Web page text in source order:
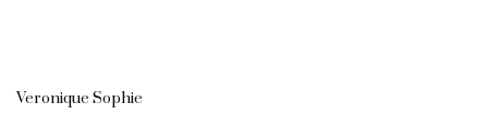
Veronique Sophie